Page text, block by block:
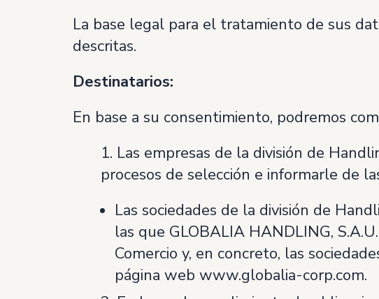
La base legal para el tratamiento de sus
descritas.
Destinatarios:
En base a su consentimiento, podremos
1. Las empresas de la división de
procesos de selección e informarle de
Las sociedades de la división de
las que GLOBALIA HANDLING,
Comercio y, en concreto, las
página web www.globalia-corp.com.